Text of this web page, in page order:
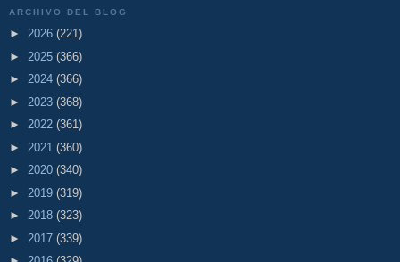
ARCHIVO DEL BLOG
► 2026 (221)
► 2025 (366)
► 2024 (366)
► 2023 (368)
► 2022 (361)
► 2021 (360)
► 2020 (340)
► 2019 (319)
► 2018 (323)
► 2017 (339)